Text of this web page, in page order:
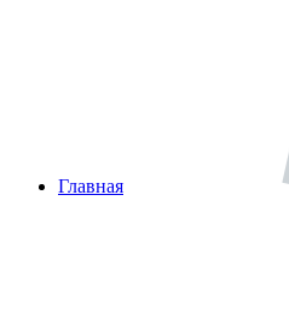
Главная